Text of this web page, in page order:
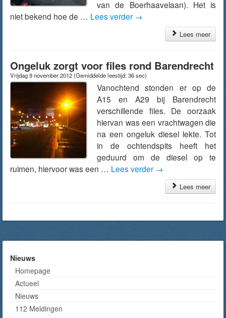
van de Boerhaavelaan). Het is
niet bekend hoe de … Lees verder →
Lees meer
Ongeluk zorgt voor files rond Barendrecht
Vrijdag 9 november 2012(Gemiddelde leestijd: 36 sec)
Vanochtend stonden er op de
A15 en A29 bij Barendrecht
verschillende files. De oorzaak
hiervan was een vrachtwagen die
na een ongeluk diesel lekte. Tot
in de ochtendspits heeft het
geduurd om de diesel op te
ruimen, hiervoor was een … Lees verder →
Lees meer
Nieuws
Homepage
Actueel
Nieuws
112 Meldingen